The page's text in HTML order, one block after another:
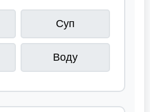
Суп
Воду